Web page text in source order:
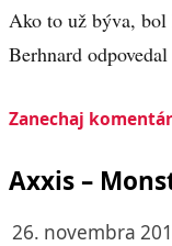
Ako to už býva, bol
Berhnard
Zanechaj komentár
Axxis –
26. novembra